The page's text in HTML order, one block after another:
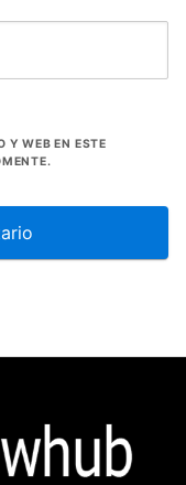
Y WEB EN ESTE